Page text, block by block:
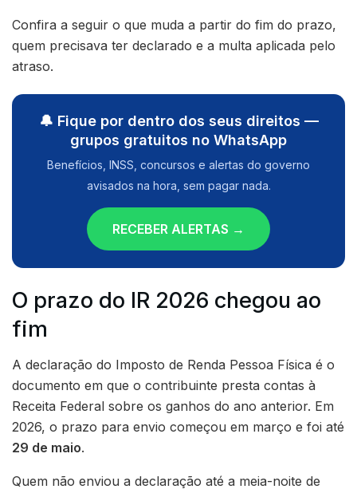
Confira a seguir o que muda a partir do fim do prazo,
quem precisava ter declarado e a multa aplicada pelo
atraso.
🔔 Fique por dentro dos seus direitos —
grupos gratuitos no WhatsApp
Benefícios, INSS, concursos e alertas do governo
avisados na hora, sem pagar nada.
RECEBER ALERTAS →
O prazo do IR 2026 chegou ao
fim
A declaração do Imposto de Renda Pessoa Física é o
documento em que o contribuinte presta contas à
Receita Federal sobre os ganhos do ano anterior. Em
2026, o prazo para envio começou em março e foi até
29 de maio.
Quem não enviou a declaração até a meia-noite de